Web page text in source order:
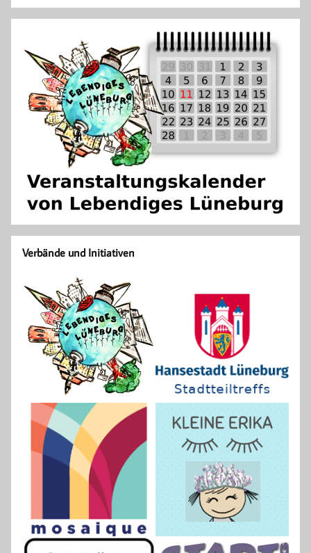
Verbände und Initiativen